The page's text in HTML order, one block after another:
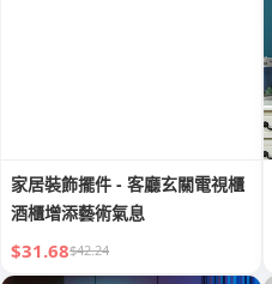
家居裝飾擺件 - 客廳玄關電視櫃
酒櫃增添藝術氣息
$31.68$42.24